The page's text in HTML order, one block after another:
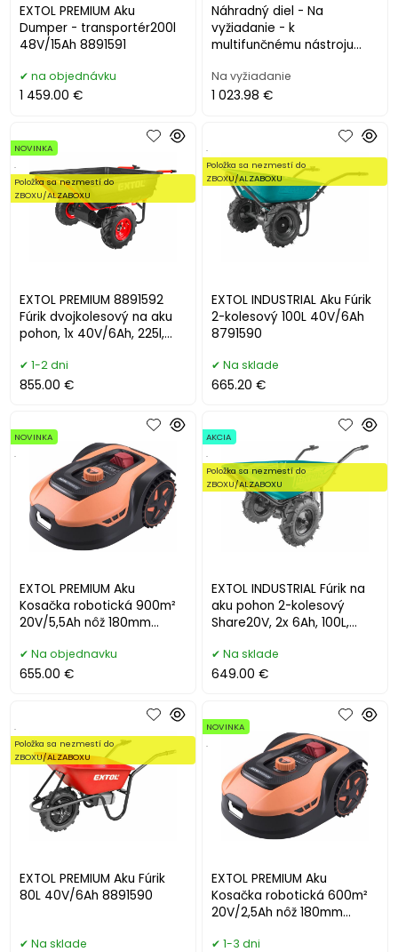
EXTOL PREMIUM Aku
Dumper - transportér200l
48V/15Ah 8891591
na objednávku
1 459.00 €
Náhradný diel - Na
vyžiadanie - k
multifunčnému nástroju
Na vyžiadanie
1 023.98 €
EXTOL PREMIUM 8891592
Fúrik dvojkolesový na aku
pohon, 1x 40V/6Ah, 225l,
NOVINKA
.
Položka sa nezmestí do
ZBOXU/ALZABOXU
1-2 dni
855.00 €
EXTOL INDUSTRIAL Aku Fúrik
2-kolesový 100L 40V/6Ah
8791590
.
Položka sa nezmestí do
ZBOXU/ALZABOXU
Na sklade
665.20 €
EXTOL PREMIUM Aku
Kosačka robotická 900m²
20V/5,5Ah nôž 180mm
NOVINKA
.
Na objednavku
655.00 €
EXTOL INDUSTRIAL Fúrik na
aku pohon 2-kolesový
Share20V, 2x 6Ah, 100L,
AKCIA
.
Položka sa nezmestí do
ZBOXU/ALZABOXU
Na sklade
649.00 €
EXTOL PREMIUM Aku Fúrik
80L 40V/6Ah 8891590
.
Položka sa nezmestí do
ZBOXU/ALZABOXU
Na sklade
EXTOL PREMIUM Aku
Kosačka robotická 600m²
20V/2,5Ah nôž 180mm
NOVINKA
.
1-3 dni